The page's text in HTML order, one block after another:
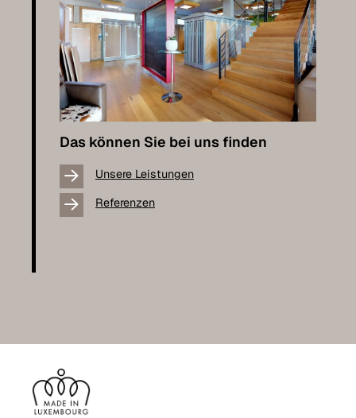
Das können Sie bei uns finden
Unsere Leistungen
Referenzen